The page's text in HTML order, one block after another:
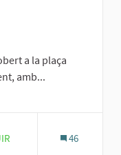
a la plaça
amb...
verdes
l'àmbit: Sencelles Nucli
46